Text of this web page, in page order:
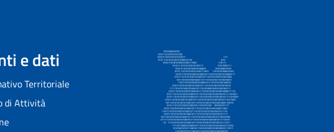
e dati
Territoriale
di Attività